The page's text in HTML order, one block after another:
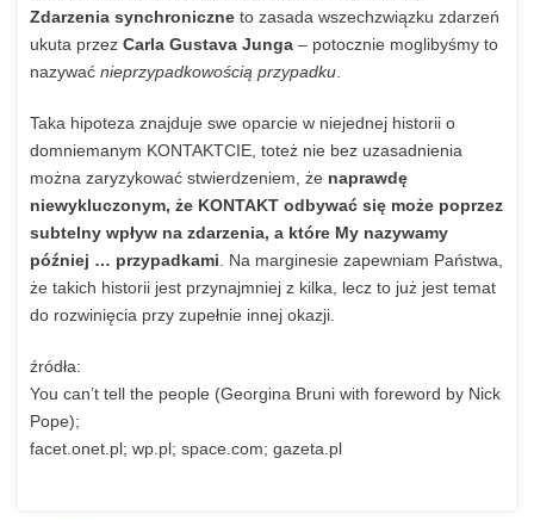
Zdarzenia synchroniczne to zasada wszechzwiązku zdarzeń
ukuta przez Carla Gustava Junga – potocznie moglibyśmy to
nazywać nieprzypadkowością przypadku
Taka hipoteza znajduje swe oparcie w niejednej historii o
domniemanym KONTAKTCIE, toteż nie bez uzasadnienia
można zaryzykować stwierdzeniem, że naprawdę
niewykluczonym, że KONTAKT odbywać się może poprzez
subtelny wpływ na zdarzenia, a które My nazywamy
później … przypadkami . Na marginesie zapewniam Państwa,
że takich historii jest przynajmniej z kilka, lecz to już jest temat
do rozwinięcia przy zupełnie innej okazji.
źródła:
You can’t tell the people (Georgina Bruni with foreword by Nick
Pope);
facet.onet.pl; wp.pl; space.com; gazeta.pl